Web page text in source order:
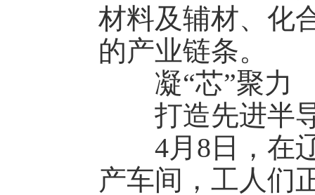
材料及辅材、化
的产业链条。
凝“芯”聚力
打造先进半
4月8日，在辽
产车间，工人们